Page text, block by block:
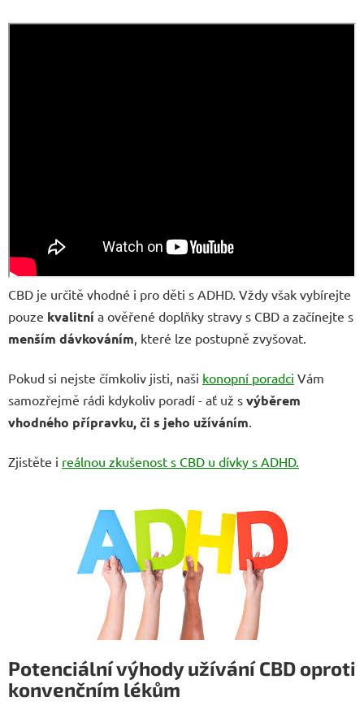
CBD je určitě vhodné i pro děti s ADHD. Vždy však vybírejte
pouze kvalitní a ověřené doplňky stravy s CBD a začínejte s
menším dávkováním, které lze postupně zvyšovat.
Pokud si nejste čímkoliv jisti, naši konopní poradci Vám
samozřejmě rádi kdykoliv poradí - ať už s výběrem
vhodného přípravku, či s jeho užíváním.
Zjistěte i reálnou zkušenost s CBD u dívky s ADHD.
Potenciální výhody užívání CBD oproti
konvenčním lékům